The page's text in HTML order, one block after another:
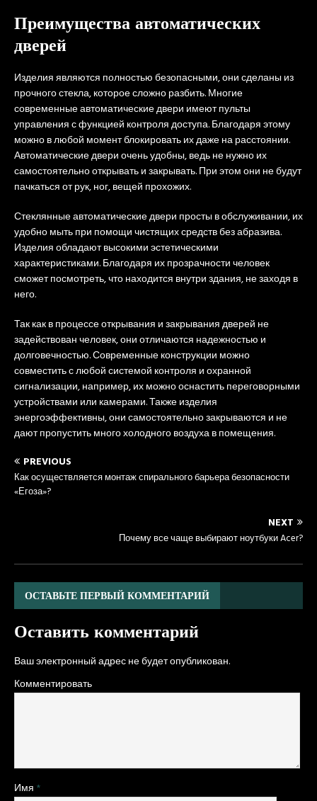
Преимущества автоматических
дверей
Изделия являются полностью безопасными, они сделаны из
прочного стекла, которое сложно разбить. Многие
современные автоматические двери имеют пульты
управления с функцией контроля доступа. Благодаря этому
можно в любой момент блокировать их даже на расстоянии.
Автоматические двери очень удобны, ведь не нужно их
самостоятельно открывать и закрывать. При этом они не будут
пачкаться от рук, ног, вещей прохожих.
Стеклянные автоматические двери просты в обслуживании, их
удобно мыть при помощи чистящих средств без абразива.
Изделия обладают высокими эстетическими
характеристиками. Благодаря их прозрачности человек
сможет посмотреть, что находится внутри здания, не заходя в
него.
Так как в процессе открывания и закрывания дверей не
задействован человек, они отличаются надежностью и
долговечностью. Современные конструкции можно
совместить с любой системой контроля и охранной
сигнализации, например, их можно оснастить переговорными
устройствами или камерами. Также изделия
энергоэффективны, они самостоятельно закрываются и не
дают пропустить много холодного воздуха в помещения.
PREVIOUS
Как осуществляется монтаж спирального барьера безопасности
«Егоза»?
NEXT
Почему все чаще выбирают ноутбуки Acer?
ОСТАВЬТЕ ПЕРВЫЙ КОММЕНТАРИЙ
Оставить комментарий
Ваш электронный адрес не будет опубликован.
Комментировать
Имя *